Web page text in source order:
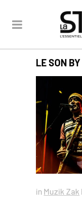
LE SON
in Muzik Zak